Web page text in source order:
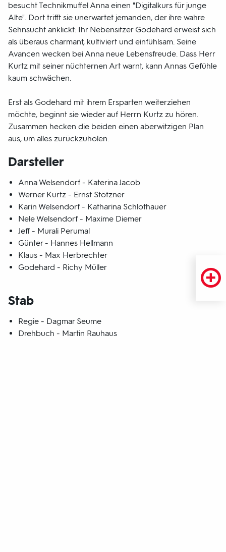
besucht Technikmuffel Anna einen "Digitalkurs für junge
Alte". Dort trifft sie unerwartet jemanden, der ihre wahre
Sehnsucht anklickt: Ihr Nebensitzer Godehard erweist sich
als überaus charmant, kultiviert und einfühlsam. Seine
Avancen wecken bei Anna neue Lebensfreude. Dass Herr
Kurtz mit seiner nüchternen Art warnt, kann Annas Gefühle
kaum schwächen.
Erst als Godehard mit ihrem Ersparten weiterziehen
möchte, beginnt sie wieder auf Herrn Kurtz zu hören.
Zusammen hecken die beiden einen aberwitzigen Plan
aus, um alles zurückzuholen.
Darsteller
Anna Welsendorf - Katerina Jacob
Werner Kurtz - Ernst Stötzner
Karin Welsendorf - Katharina Schlothauer
Nele Welsendorf - Maxime Diemer
Jeff - Murali Perumal
Günter - Hannes Hellmann
Klaus - Max Herbrechter
Godehard - Richy Müller
Stab
Regie - Dagmar Seume
Drehbuch - Martin Rauhaus